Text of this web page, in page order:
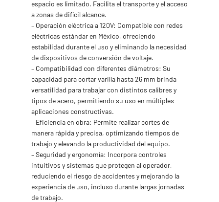
espacio es limitado. Facilita el transporte y el acceso
a zonas de difícil alcance.
– Operación eléctrica a 120V: Compatible con redes
eléctricas estándar en México, ofreciendo
estabilidad durante el uso y eliminando la necesidad
de dispositivos de conversión de voltaje.
– Compatibilidad con diferentes diámetros: Su
capacidad para cortar varilla hasta 26 mm brinda
versatilidad para trabajar con distintos calibres y
tipos de acero, permitiendo su uso en múltiples
aplicaciones constructivas.
– Eficiencia en obra: Permite realizar cortes de
manera rápida y precisa, optimizando tiempos de
trabajo y elevando la productividad del equipo.
– Seguridad y ergonomía: Incorpora controles
intuitivos y sistemas que protegen al operador,
reduciendo el riesgo de accidentes y mejorando la
experiencia de uso, incluso durante largas jornadas
de trabajo.